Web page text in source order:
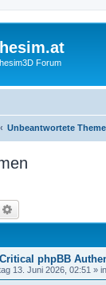
Forum
Unbeantwortete
phpBB
13. Juni 2026, 02:51 » in